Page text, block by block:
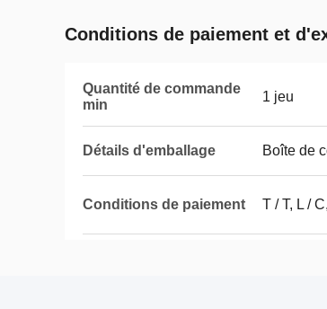
Conditions de paiement et
Quantité de commande
min
1 jeu
Détails d'emballage Boîte de
Conditions de paiement T / T, L /